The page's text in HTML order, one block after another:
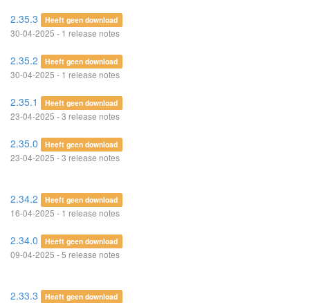
2.35.3 Heeft geen download
30-04-2025 - 1 release notes
2.35.2 Heeft geen download
30-04-2025 - 1 release notes
2.35.1 Heeft geen download
23-04-2025 - 3 release notes
2.35.0 Heeft geen download
23-04-2025 - 3 release notes
2.34.2 Heeft geen download
16-04-2025 - 1 release notes
2.34.0 Heeft geen download
09-04-2025 - 5 release notes
2.33.3 Heeft geen download